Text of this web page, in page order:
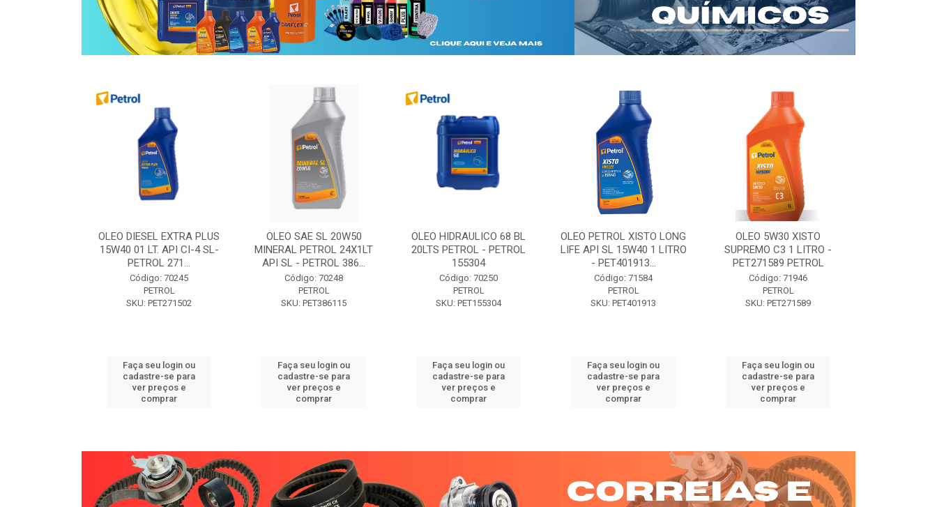
OLEO DIESEL EXTRA PLUS
15W40 01 LT. API CI-4 SL-
PETROL 271...
Código: 70245
PETROL
SKU: PET271502
Faça seu login ou
cadastre-se para
ver preços e
comprar
OLEO SAE SL 20W50
MINERAL PETROL 24X1LT
API SL - PETROL 386...
Código: 70248
PETROL
SKU: PET386115
Faça seu login ou
cadastre-se para
ver preços e
comprar
OLEO HIDRAULICO 68 BL
20LTS PETROL - PETROL
155304
Código: 70250
PETROL
SKU: PET155304
Faça seu login ou
cadastre-se para
ver preços e
comprar
OLEO PETROL XISTO LONG
LIFE API SL 15W40 1 LITRO
- PET401913...
Código: 71584
PETROL
SKU: PET401913
Faça seu login ou
cadastre-se para
ver preços e
comprar
OLEO 5W30 XISTO
SUPREMO C3 1 LITRO -
PET271589 PETROL
Código: 71946
PETROL
SKU: PET271589
Faça seu login ou
cadastre-se para
ver preços e
comprar